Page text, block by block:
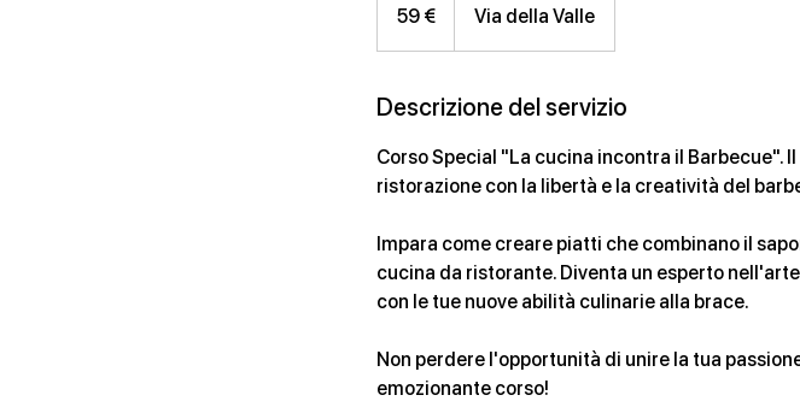
59 € Via della Valle
Descrizione del servizio
Corso Special "La cucina incontra il Barbecue".
ristorazione con la libertà e la creatività del
Impara come creare piatti che combinano il
cucina da ristorante. Diventa un esperto
con le tue nuove abilità culinarie alla brace.
Non perdere l'opportunità di unire la tua
emozionante corso!